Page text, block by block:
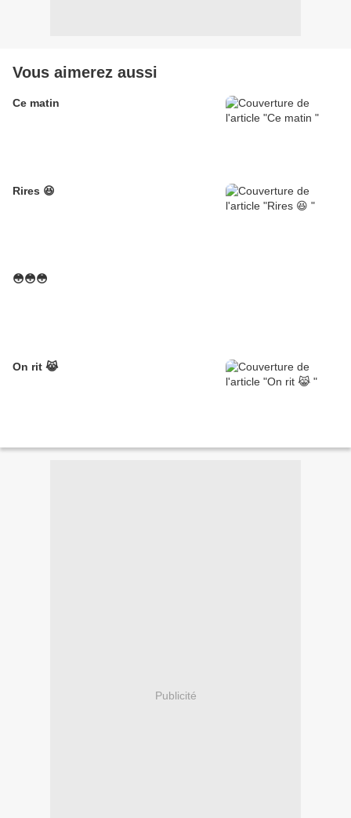
Vous aimerez aussi
Ce matin
Rires 😆
😳😳😳
On rit 😹
Publicité